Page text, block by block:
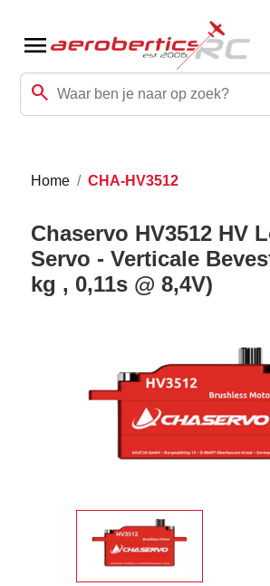
menu
search
Home CHA-HV3512
Chaservo HV3512 HV
Servo - Verticale
kg , 0,11s @ 8,4V)